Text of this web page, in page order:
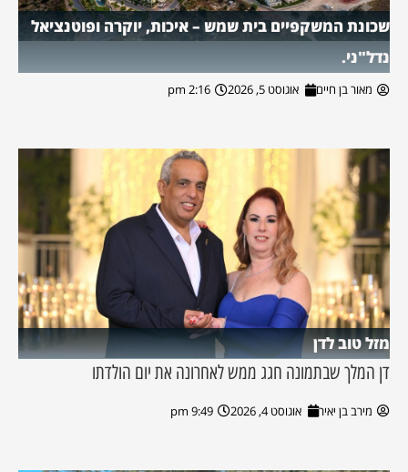
שכונת המשקפיים בית שמש – איכות, יוקרה ופוטנציאל
נדל"ני.
מאור בן חיים אוגוסט 5, 2026 2:16 pm
מזל טוב לדן
דן המלך שבתמונה חגג ממש לאחרונה את יום הולדתו
מירב בן יאיר אוגוסט 4, 2026 9:49 pm